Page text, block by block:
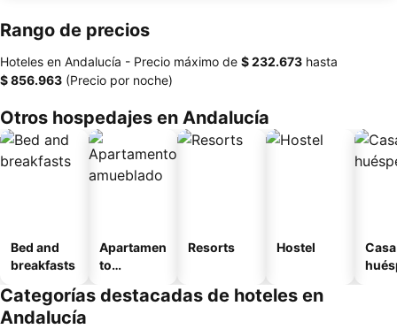
Rango de precios
Hoteles en Andalucía - Precio máximo de ‎$ 232.673 hasta
‎$ 856.963 (Precio por noche)
Otros hospedajes en Andalucía
Bed and
breakfasts
Apartamen
to
o
Resorts Hostel
Categorías destacadas de hoteles en
Andalucía